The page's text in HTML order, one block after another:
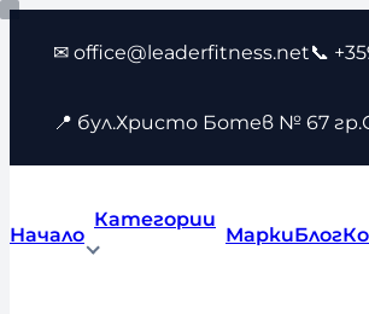
Към
съдържанието
✉ office@leaderfitness.net📞
📍 бул.Христо Ботев № 67
Начало
Категории
МаркиБлог